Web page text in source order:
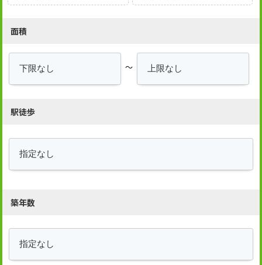
面積
～
駅徒歩
築年数